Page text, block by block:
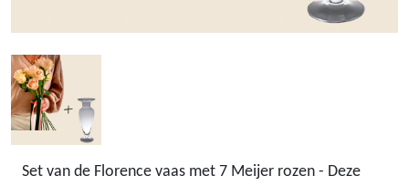
Set van de Florence vaas met 7 Meijer rozen - Deze